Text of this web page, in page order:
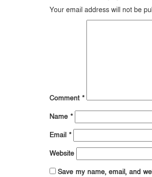
Your email address will not be
Comment *
Name *
Email *
Website
Save my name, email, and